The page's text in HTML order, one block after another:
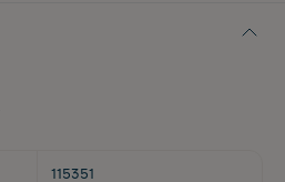
115351